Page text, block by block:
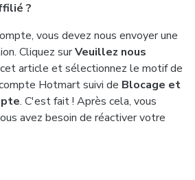
?
vous devez nous envoyer une
Cliquez surVeuillez nous
article et sélectionnez le motif de
Hotmart suivi de Blocage et
. C'est fait ! Après cela, vous
avez besoin de réactiver votre